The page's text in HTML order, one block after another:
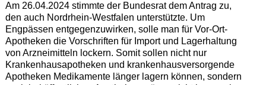
Am 26.04.2024 stimmte der Bundesrat dem Antrag zu,
den auch Nordrhein-Westfalen unterstützte. Um
Engpässen entgegenzuwirken, solle man für Vor-Ort-
Apotheken die Vorschriften für Import und Lagerhaltung
von Arzneimitteln lockern. Somit sollen nicht nur
Krankenhausapotheken und krankenhausversorgende
Apotheken Medikamente länger lagern können, sondern